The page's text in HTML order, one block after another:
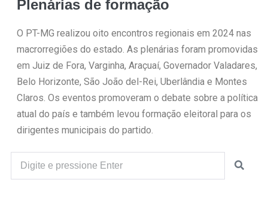
Plenárias de formação
O PT-MG realizou oito encontros regionais em 2024 nas
macrorregiões do estado. As plenárias foram promovidas
em Juiz de Fora, Varginha, Araçuaí, Governador Valadares,
Belo Horizonte, São João del-Rei, Uberlândia e Montes
Claros. Os eventos promoveram o debate sobre a política
atual do país e também levou formação eleitoral para os
dirigentes municipais do partido.